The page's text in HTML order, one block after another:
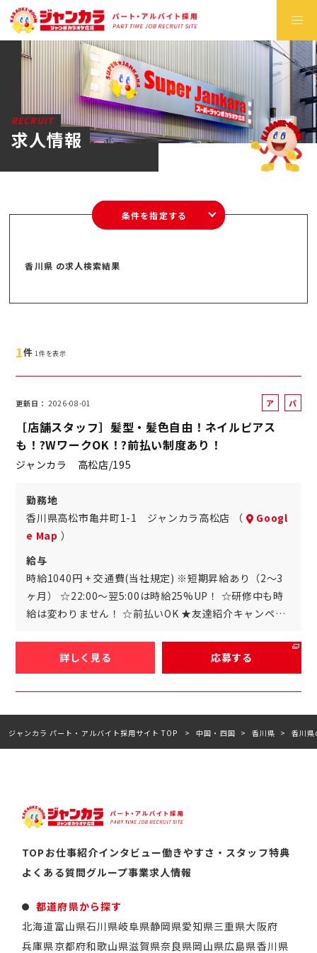
RECRUIT
求人情報
条件を指定する
香川県 の求人検索結果
1件 1件を表示
更新日 2026-08-01
ア
バ
パ
［店舗スタッフ］髪型・髪色自由！ネイルピアス
も！?WワークOK！?前払い制度あり！
ジャンカラ 高松店/195
勤務地
香川県高松市亀井町1-1 ジャンカラ高松店 （
Googl
e Map ）
給与
時給1040円 + 交通費(当社規定) ※短期昇給あり（2～3
ヶ月） ☆22:00～翌5:00は時給25%UP！ ☆研修中も時
給は変わりません！ ☆前払いOK ★友達紹介キャンペ…
詳しく見る 応募する
ジャンカラ パート・アルバイト採用サイト TOP 中国・四国 香川県 香川
TOP お仕事紹介インタビュー働きやすさ・スタッフ特典
よくある質問グループ事業求人情報
都道府県から探す
北海道富山県石川県岐阜県静岡県愛知県三重県大阪府
兵庫県京都府和歌山県滋賀県奈良県岡山県広島県香川県